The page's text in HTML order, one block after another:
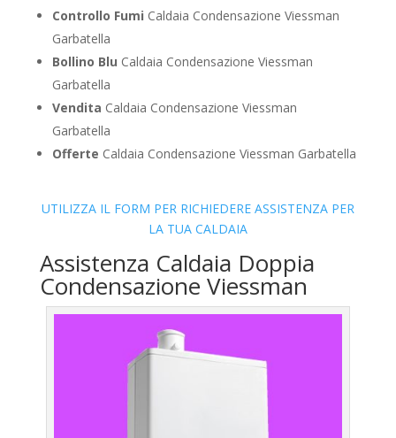
Controllo Fumi Caldaia Condensazione Viessman
Garbatella
Bollino Blu Caldaia Condensazione Viessman
Garbatella
Vendita Caldaia Condensazione Viessman
Garbatella
Offerte Caldaia Condensazione Viessman Garbatella
UTILIZZA IL FORM PER RICHIEDERE ASSISTENZA PER
LA TUA CALDAIA
Assistenza Caldaia Doppia
Condensazione Viessman